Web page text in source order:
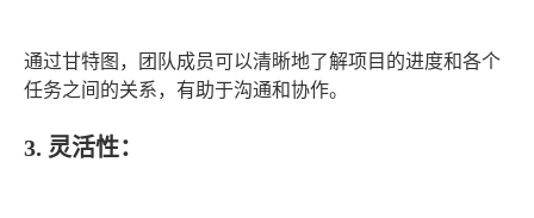
通过甘特图，团队成员可以清晰地了解项目的进度和各个
任务之间的关系，有助于沟通和协作。
3. 灵活性：